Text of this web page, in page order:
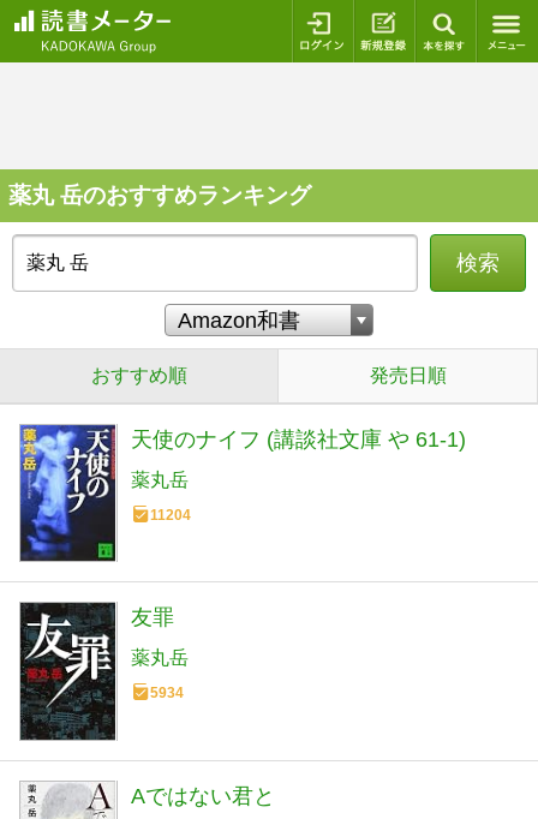
ログイン 新規登録
薬丸 岳のおすすめランキング
検索
おすすめ順 発売日順
天使のナイフ (講談社文庫 や 61-1)
薬丸岳
11204
友罪
薬丸岳
5934
Aではない君と